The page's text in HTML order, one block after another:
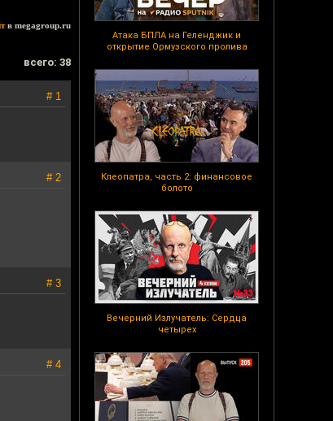
Атака БПЛА на Геленджик и
открытие Ормузского пролива
Клеопатра, часть 2: финансовое
болото
Вечерний Излучатель: Сердца
четырех
в megagroup.ru
всего: 38
# 1
# 2
# 3
# 4